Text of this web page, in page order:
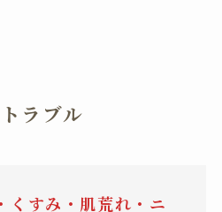
ラブル
くすみ・肌荒れ・ニ